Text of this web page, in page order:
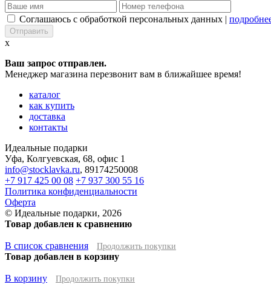
Соглашаюсь с обработкой персональных данных |
x
Ваш запрос отправлен.
Менеджер магазина перезвонит вам в ближайшее время!
каталог
как купить
доставка
контакты
Идеальные подарки
Уфа, Колгуевская, 68, офис 1
info@stocklavka.ru, 89174250008
+7 917 425 00 08 +7 937 300 55 16
Политика конфиденциальности
Оферта
© Идеальные подарки, 2026
Товар добавлен к сравнению
В список сравнения Продолжить покупки
Товар добавлен в корзину
В корзину Продолжить покупки